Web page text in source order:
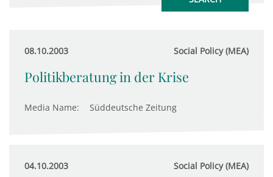
08.10.2003 Social Policy (MEA)
Politikberatung in der Krise
Media Name: Süddeutsche Zeitung
04.10.2003 Social Policy (MEA)